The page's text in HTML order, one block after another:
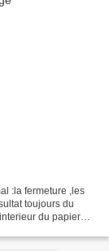
:la fermeture ,les
toujours du
du papier